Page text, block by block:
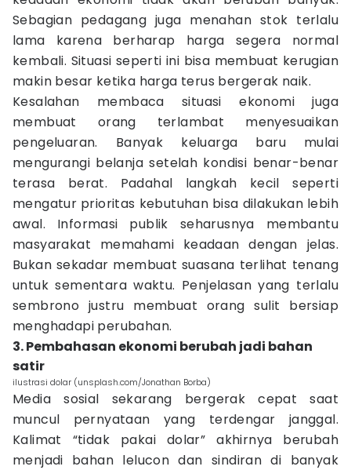
Sebagian pedagang juga menahan stok terlalu
lama karena berharap harga segera normal
kembali. Situasi seperti ini bisa membuat kerugian
makin besar ketika harga terus bergerak naik.
Kesalahan membaca situasi ekonomi juga
membuat orang terlambat menyesuaikan
pengeluaran. Banyak keluarga baru mulai
mengurangi belanja setelah kondisi benar-benar
terasa berat. Padahal langkah kecil seperti
mengatur prioritas kebutuhan bisa dilakukan lebih
awal. Informasi publik seharusnya membantu
masyarakat memahami keadaan dengan jelas.
Bukan sekadar membuat suasana terlihat tenang
untuk sementara waktu. Penjelasan yang terlalu
sembrono justru membuat orang sulit bersiap
menghadapi perubahan.
3. Pembahasan ekonomi berubah jadi bahan
satir
ilustrasi dolar (unsplash.com/Jonathan Borba)
Media sosial sekarang bergerak cepat saat
muncul pernyataan yang terdengar janggal.
Kalimat “tidak pakai dolar” akhirnya berubah
menjadi bahan lelucon dan sindiran di banyak